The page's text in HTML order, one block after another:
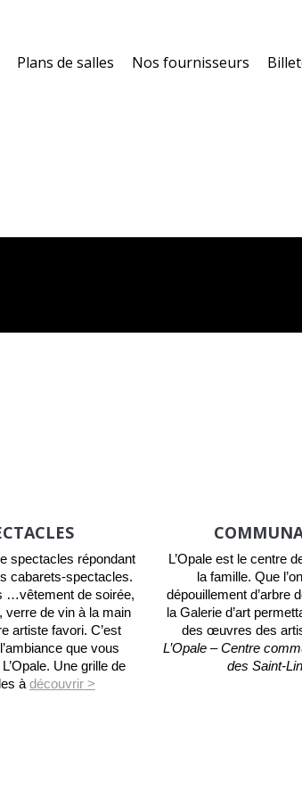
Plans de salles Nos fournisseurs
spectacles répondant
cabarets-spectacles.
…vêtement de soirée,
verre de vin à la main
artiste favori. C’est
que vous
Une grille de
à découvrir >
L’Opale est le centre
la famille. Que
dépouillement d’arbre
la Galerie d’art
des œuvres des
L’Opale – Centre
des Saint-